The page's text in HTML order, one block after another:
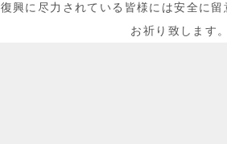
復興に尽力されている皆様には安全に
お祈り致します。